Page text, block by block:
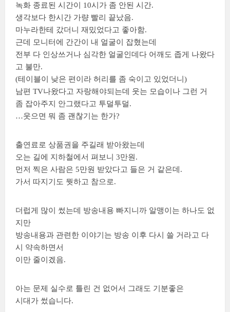
녹화 종료된 시간이 10시가 좀 안된 시간.
생각보다 한시간 가량 빨리 끝났음.
마누라한테 갔더니 재밌었다고 좋아함.
근데 모니터에 간간이 내 얼굴이 잡혔는데
전부 다 인상쓰거나 심각한 얼굴인데다 어깨도 좁게 나왔다
고 불만.
(테이블이 낮은 편이라 허리를 좀 숙이고 있었더니)
남편 TV나왔다고 자랑해야되는데 웃는 모습이나 그런 거
좀 잡아주지 안그랬다고 투덜투덜.
…웃으면 뭐 좀 괜찮기는 한가?
출연료로 상품권을 주길래 받아왔는데
오는 길에 지하철에서 펴보니 3만원.
먼저 찍은 사람은 5만원 받았다고 들은 거 같은데.
가서 따지기도 뭣하고 참으로.
더럽게 많이 썼는데 방송내용 빠지니까 알맹이는 하나도 없
지만
방송내용과 관련한 이야기는 방송 이후 다시 쓸 거라고 다
시 약속하면서
이만 줄이겠음.
아는 문제 실수로 틀린 건 없어서 그래도 기분좋은
시대가 썼습니다.